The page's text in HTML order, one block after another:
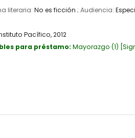
literaria: No es ficción ; Audiencia:
Pacífico,2012
para préstamo: Mayorazgo (1)